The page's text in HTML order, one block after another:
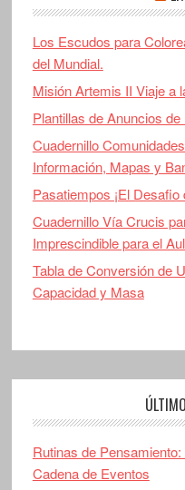
Los Escudos para
del Mundial.
Misión Artemis II Viaje a
Plantillas de Anuncios
Cuadernillo
Información, Mapas y
Pasatiempos ¡El Desafio
Cuadernillo Vía Crucis
Imprescindible para el
Tabla de Conversión de
Capacidad y Masa
Rutinas de
Cadena de Eventos